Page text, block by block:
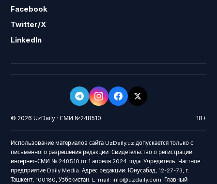
Facebook
Twitter/X
LinkedIn
© 2026 UzDaily · СМИ №248510 18+
Использование материалов сайта UzDaily.uz допускается только с
письменного разрешения редакции. Свидетельство о регистрации
интернет-СМИ № 248510 от 1 апреля 2024 года. Учредитель: Частное
предприятие Daily Media. Адрес редакции: Юнусабад, 12-27-73, г.
Ташкент, 100180, Узбекистан. E-mail: info@uzdaily.com. Главный